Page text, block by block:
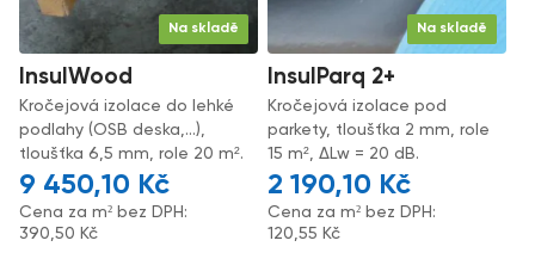
Na skladě
InsulWood
Kročejová izolace do lehké
podlahy (OSB deska,...),
tloušťka 6,5 mm, role 20 m².
9 450,10 Kč
Cena za m² bez DPH:
390,50 Kč
Na skladě
InsulParq 2+
Kročejová izolace pod
parkety, tloušťka 2 mm, role
15 m², ΔLw = 20 dB.
2 190,10 Kč
Cena za m² bez DPH:
120,55 Kč